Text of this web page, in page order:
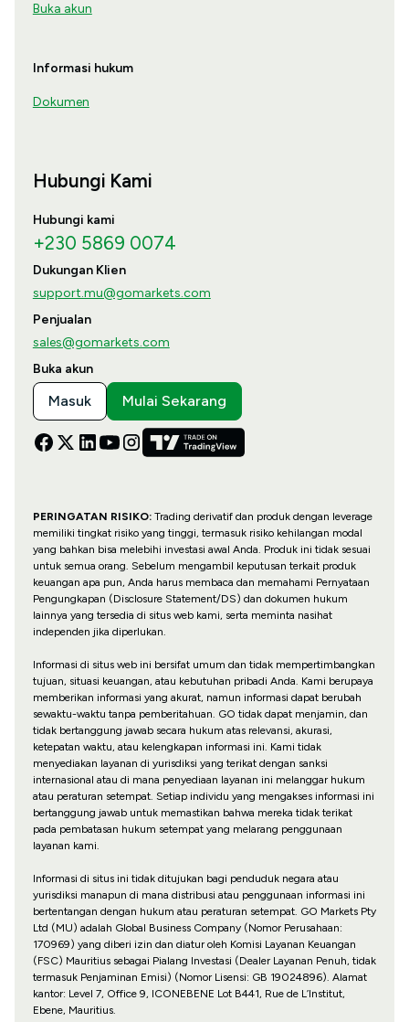
Buka akun
Informasi hukum
Dokumen
Hubungi Kami
Hubungi kami
+230 5869 0074
Dukungan Klien
support.mu@gomarkets.com
Penjualan
sales@gomarkets.com
Buka akun
Masuk Mulai Sekarang
PERINGATAN RISIKO:Trading derivatif dan produk dengan leverage
memiliki tingkat risiko yang tinggi, termasuk risiko kehilangan modal
yang bahkan bisa melebihi investasi awal Anda. Produk ini tidak sesuai
untuk semua orang. Sebelum mengambil keputusan terkait produk
keuangan apa pun, Anda harus membaca dan memahami Pernyataan
Pengungkapan (Disclosure Statement/DS) dan dokumen hukum
lainnya yang tersedia di situs web kami, serta meminta nasihat
independen jika diperlukan.
Informasi di situs web ini bersifat umum dan tidak mempertimbangkan
tujuan, situasi keuangan, atau kebutuhan pribadi Anda. Kami berupaya
memberikan informasi yang akurat, namun informasi dapat berubah
sewaktu-waktu tanpa pemberitahuan. GO tidak dapat menjamin, dan
tidak bertanggung jawab secara hukum atas relevansi, akurasi,
ketepatan waktu, atau kelengkapan informasi ini. Kami tidak
menyediakan layanan di yurisdiksi yang terikat dengan sanksi
internasional atau di mana penyediaan layanan ini melanggar hukum
atau peraturan setempat. Setiap individu yang mengakses informasi ini
bertanggung jawab untuk memastikan bahwa mereka tidak terikat
pada pembatasan hukum setempat yang melarang penggunaan
layanan kami.
Informasi di situs ini tidak ditujukan bagi penduduk negara atau
yurisdiksi manapun di mana distribusi atau penggunaan informasi ini
bertentangan dengan hukum atau peraturan setempat. GO Markets Pty
Ltd (MU) adalah Global Business Company (Nomor Perusahaan:
170969) yang diberi izin dan diatur oleh Komisi Layanan Keuangan
(FSC) Mauritius sebagai Pialang Investasi (Dealer Layanan Penuh, tidak
termasuk Penjaminan Emisi) (Nomor Lisensi: GB 19024896). Alamat
kantor: Level 7, Office 9, ICONEBENE Lot B441, Rue de L’Institut,
Ebene, Mauritius.